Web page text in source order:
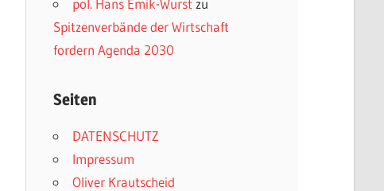
pol. Hans Emik-Wurst zu
Spitzenverbände der Wirtschaft
fordern Agenda 2030
Seiten
DATENSCHUTZ
Impressum
Oliver Krautscheid